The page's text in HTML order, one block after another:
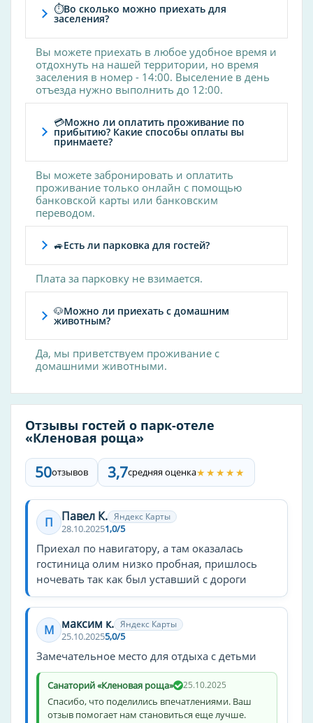
конференц-зал
аквапарк
караоке
шезлонги
химчистка
Спорт
настольный теннис
теннисный корт
рыбалка
бадминтон
спорта
волейбол
футбол
Способ оплаты
оплата картой
Детские услуги
детский бассейн
для детей
Спорт и здоровье
Бадминтон
Велосипед
Катание на лыжах
Рыбалка
Бильярд
Коньки
Тренажерный зал
Бассейн, СПА и оздоровление
Детский бассейн
⏱Во сколько можно приехать для
заселения?
Вы можете приехать в любое удобное время и
отдохнуть на нашей территории, но время
заселения в номер - 14:00. Выселение в день
отъезда нужно выполнить до 12:00.
💳Можно ли оплатить проживание по
прибытию? Какие способы оплаты вы
принмаете?
Вы можете забронировать и оплатить
проживание только онлайн с помощью
банковской карты или банковским
переводом.
🚙Есть ли парковка для гостей?
Плата за парковку не взимается.
🐶Можно ли приехать с домашним
животным?
Да, мы приветствуем проживание с
домашними животными.
Отзывы гостей о парк-отеле
«Кленовая роща»
50отзывов 3,7средняя оценка★★★★★
П Павел К. Яндекс Карты
28.10.20251,0/5
Приехал по навигатору, а там оказалась
гостиница олим низко пробная, пришлось
ночевать так как был уставший с дороги
М максим к. Яндекс Карты
25.10.20255,0/5
Замечательное место для отдыха с детьми
Санаторий «Кленовая роща» 25.10.2025
Спасибо, что поделились впечатлениями. Ваш
отзыв помогает нам становиться еще лучше.